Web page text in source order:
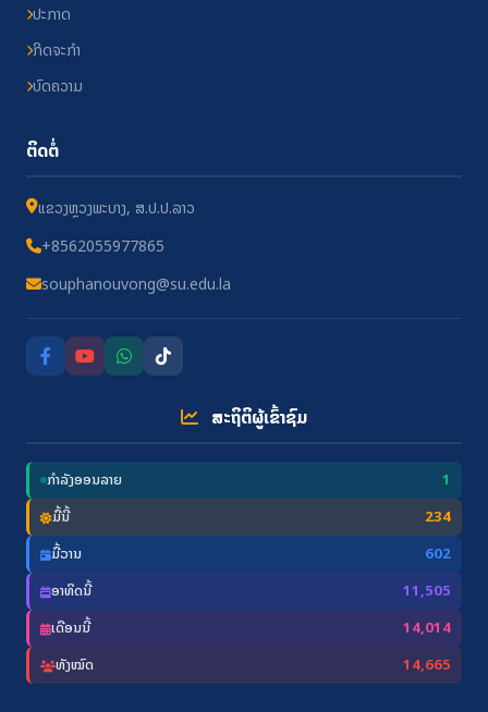
ປະກາດ
ກິດຈະກຳ
ບົດຄວາມ
ຕິດຕໍ່
ແຂວງຫຼວງພະບາງ, ສ.ປ.ປ.ລາວ
+8562055977865
souphanouvong@su.edu.la
ສະຖິຕິຜູ້ເຂົ້າຊົມ
ກຳລັງອອນລາຍ
1
ມື້ນີ້
234
ມື້ວານ
602
ອາທິດນີ້
11,505
ເດືອນນີ້
14,014
ທັງໝົດ
14,665